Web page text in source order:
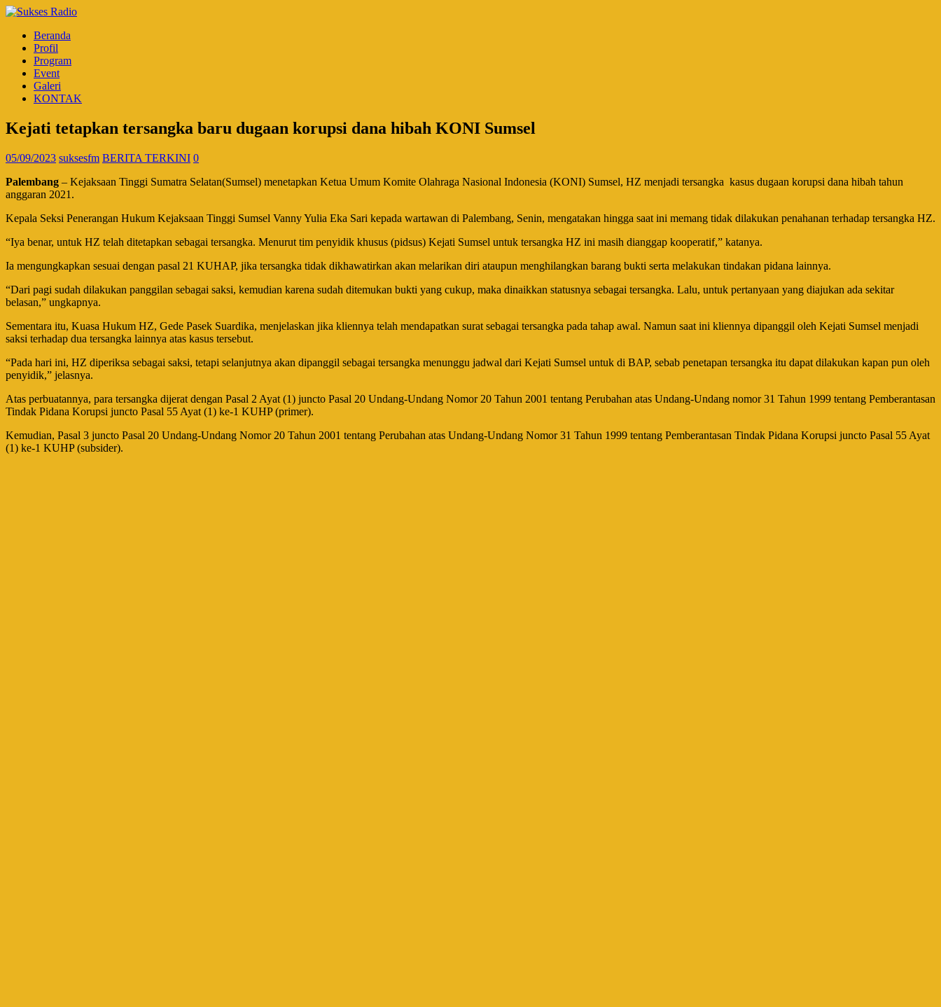
Beranda
Profil
Program
Event
Galeri
KONTAK
Kejati tetapkan tersangka baru dugaan korupsi dana hibah KONI Sumsel
05/09/2023 suksesfm BERITA TERKINI 0
Palembang – Kejaksaan Tinggi Sumatra Selatan(Sumsel) menetapkan Ketua Umum Komite Olahraga Nasional Indonesia (KONI) Sumsel, HZ menjadi tersangka kasus dugaan korupsi dana hibah tahun
anggaran 2021.
Kepala Seksi Penerangan Hukum Kejaksaan Tinggi Sumsel Vanny Yulia Eka Sari kepada wartawan di Palembang, Senin, mengatakan hingga saat ini memang tidak dilakukan penahanan terhadap tersangka HZ.
“Iya benar, untuk HZ telah ditetapkan sebagai tersangka. Menurut tim penyidik khusus (pidsus) Kejati Sumsel untuk tersangka HZ ini masih dianggap kooperatif,” katanya.
Ia mengungkapkan sesuai dengan pasal 21 KUHAP, jika tersangka tidak dikhawatirkan akan melarikan diri ataupun menghilangkan barang bukti serta melakukan tindakan pidana lainnya.
“Dari pagi sudah dilakukan panggilan sebagai saksi, kemudian karena sudah ditemukan bukti yang cukup, maka dinaikkan statusnya sebagai tersangka. Lalu, untuk pertanyaan yang diajukan ada sekitar
belasan,” ungkapnya.
Sementara itu, Kuasa Hukum HZ, Gede Pasek Suardika, menjelaskan jika kliennya telah mendapatkan surat sebagai tersangka pada tahap awal. Namun saat ini kliennya dipanggil oleh Kejati Sumsel menjadi
saksi terhadap dua tersangka lainnya atas kasus tersebut.
“Pada hari ini, HZ diperiksa sebagai saksi, tetapi selanjutnya akan dipanggil sebagai tersangka menunggu jadwal dari Kejati Sumsel untuk di BAP, sebab penetapan tersangka itu dapat dilakukan kapan pun oleh
penyidik,” jelasnya.
Atas perbuatannya, para tersangka dijerat dengan Pasal 2 Ayat (1) juncto Pasal 20 Undang-Undang Nomor 20 Tahun 2001 tentang Perubahan atas Undang-Undang nomor 31 Tahun 1999 tentang Pemberantasan
Tindak Pidana Korupsi juncto Pasal 55 Ayat (1) ke-1 KUHP (primer).
Kemudian, Pasal 3 juncto Pasal 20 Undang-Undang Nomor 20 Tahun 2001 tentang Perubahan atas Undang-Undang Nomor 31 Tahun 1999 tentang Pemberantasan Tindak Pidana Korupsi juncto Pasal 55 Ayat
(1) ke-1 KUHP (subsider).